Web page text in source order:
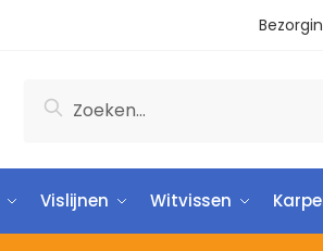
Zoeken
Vislijnen Witvissen